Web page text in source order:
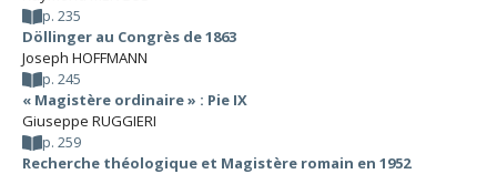
p. 235
Döllinger au Congrès de 1863
Joseph HOFFMANN
p. 245
« Magistère ordinaire » : Pie IX
Giuseppe RUGGIERI
p. 259
Recherche théologique et Magistère romain en 1952